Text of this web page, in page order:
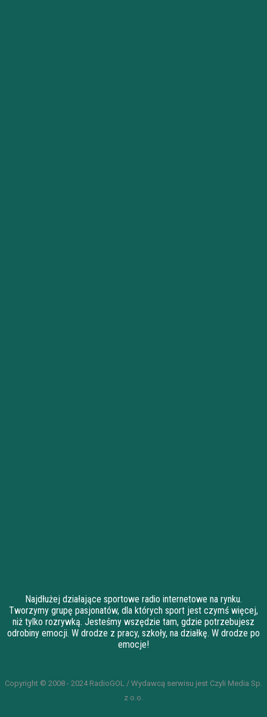
Najdłużej działające sportowe radio internetowe na rynku.
Tworzymy grupę pasjonatów, dla których sport jest czymś więcej,
niż tylko rozrywką. Jesteśmy wszędzie tam, gdzie potrzebujesz
odrobiny emocji. W drodze z pracy, szkoły, na działkę. W drodze po
emocje!
Copyright © 2008 - 2024 RadioGOL / Wydawcą serwisu jest Czyli Media Sp.
z o.o.